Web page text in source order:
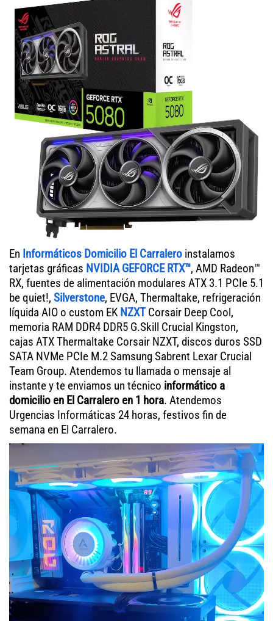
En Informáticos Domicilio El Carralero instalamos
tarjetas gráficas NVIDIA GEFORCE RTX™, AMD Radeon™
RX, fuentes de alimentación modulares ATX 3.1 PCIe 5.1
be quiet!, Silverstone, EVGA, Thermaltake, refrigeración
líquida AIO o custom EK NZXTCorsair Deep Cool,
memoria RAM DDR4 DDR5 G.Skill Crucial Kingston,
cajas ATX Thermaltake Corsair NZXT, discos duros SSD
SATA NVMe PCIe M.2 Samsung Sabrent Lexar Crucial
Team Group. Atendemos tu llamada o mensaje al
instante y te enviamos un técnico informático a
domicilio en El Carralero en 1 hora. Atendemos
Urgencias Informáticas 24 horas, festivos fin de
semana en El Carralero.